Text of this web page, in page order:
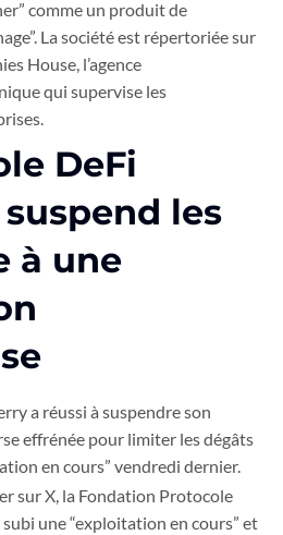
comme un produit de
La société est répertoriée sur
House, l’agence
qui supervise les
DeFi
les
à une
a réussi à suspendre son
effrénée pour limiter les dégâts
en cours” vendredi dernier.
sur X, la Fondation Protocole
une “exploitation en cours” et